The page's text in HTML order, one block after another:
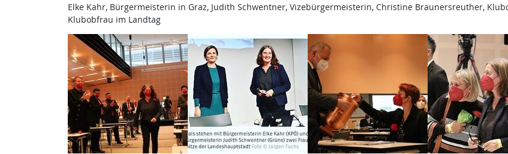
Elke Kahr, Bürgermeisterin in Graz, Judith Schwentner, Vizebürgermeisterin, Christine Braunersreuther,
Klubobfrau im Landtag